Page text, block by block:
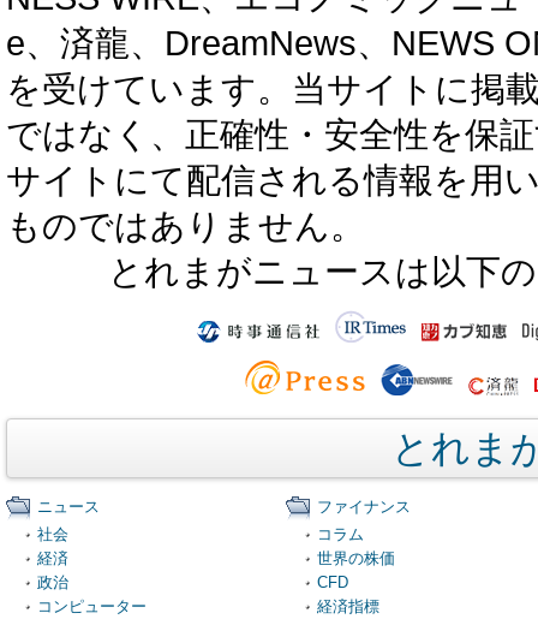
e、済龍、DreamNews、NEWS
を受けています。当サイトに掲
ではなく、正確性・安全性を保
サイトにて配信される情報を用
ものではありません。
とれまがニュースは以下
とれま
ニュース
社会
経済
政治
コンピューター
ファイナンス
コラム
世界の株価
CFD
経済指標